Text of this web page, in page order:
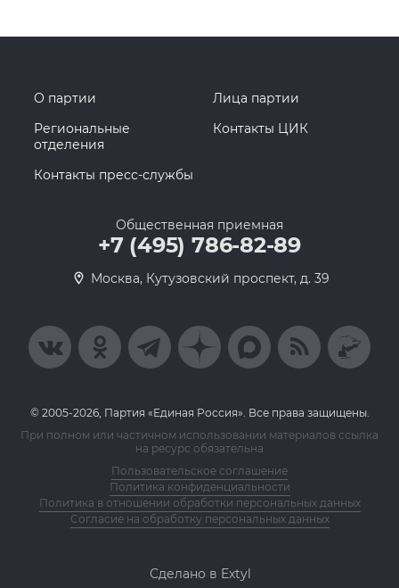
О партии
Лица партии
Региональные
отделения
Контакты ЦИК
Контакты пресс-службы
Общественная приемная
+7 (495) 786-82-89
Москва, Кутузовский проспект, д. 39
© 2005-2026, Партия «Единая Россия». Все права защищены.
При полном или частичном использовании материалов ссылка
на ресурс обязательна
Пользовательское соглашение
Политика конфиденциальности
Политика в отношении обработки персональных данных
Согласие на обработку персональных данных
Сделано в Extyl